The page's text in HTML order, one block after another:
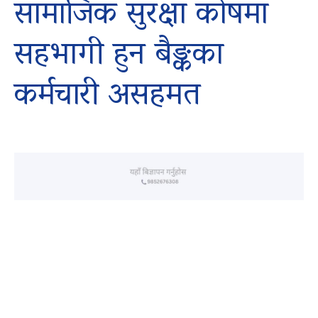
सामाजिक सुरक्षा कोषमा
सहभागी हुन बैङ्कका
कर्मचारी असहमत